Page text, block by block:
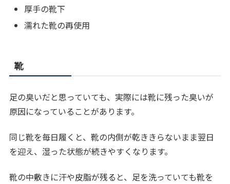
厚手の靴下
濡れた靴の再使用
靴
足の臭いだと思っていても、実際には靴に残った臭いが
原因になっていることがあります。
同じ靴を毎日履くと、靴の内側が乾ききらないまま翌日
を迎え、湿った状態が続きやすくなります。
靴の中敷きに汗や皮脂が残ると、足を洗っていても靴を